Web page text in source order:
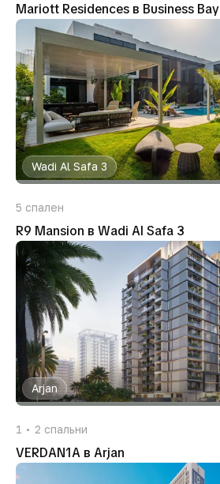
Mariott Residences в Business Bay
Wadi Al Safa 3
5 спален
R9 Mansion в Wadi Al Safa 3
Arjan
1 2 спальни
VERDAN1A в Arjan